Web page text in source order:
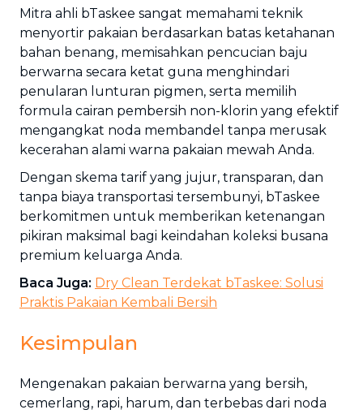
Mitra ahli bTaskee sangat memahami teknik
menyortir pakaian berdasarkan batas ketahanan
bahan benang, memisahkan pencucian baju
berwarna secara ketat guna menghindari
penularan lunturan pigmen, serta memilih
formula cairan pembersih non-klorin yang efektif
mengangkat noda membandel tanpa merusak
kecerahan alami warna pakaian mewah Anda.
Dengan skema tarif yang jujur, transparan, dan
tanpa biaya transportasi tersembunyi, bTaskee
berkomitmen untuk memberikan ketenangan
pikiran maksimal bagi keindahan koleksi busana
premium keluarga Anda.
Baca Juga: Dry Clean Terdekat bTaskee: Solusi
Praktis Pakaian Kembali Bersih
Kesimpulan
Mengenakan pakaian berwarna yang bersih,
cemerlang, rapi, harum, dan terbebas dari noda